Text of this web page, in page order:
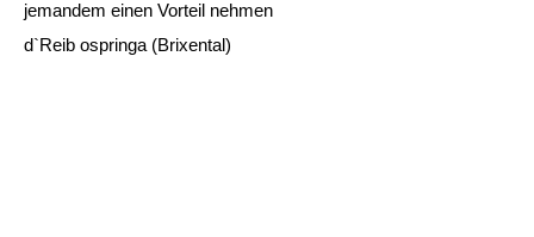
jemandem einen Vorteil nehmen
d`Reib ospringa (Brixental)